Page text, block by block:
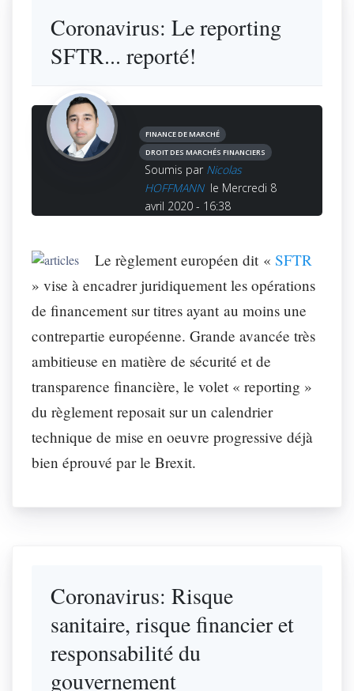
Coronavirus: Le reporting
SFTR... reporté!
FINANCE DE MARCHÉ
DROIT DES MARCHÉS FINANCIERS
Soumis par Nicolas
HOFFMANN le Mercredi 8
avril 2020 - 16:38
Le règlement européen dit « SFTR
» vise à encadrer juridiquement les opérations
de financement sur titres ayant au moins une
contrepartie européenne. Grande avancée très
ambitieuse en matière de sécurité et de
transparence financière, le volet « reporting »
du règlement reposait sur un calendrier
technique de mise en oeuvre progressive déjà
bien éprouvé par le Brexit.
Coronavirus: Risque
sanitaire, risque financier et
responsabilité du
gouvernement